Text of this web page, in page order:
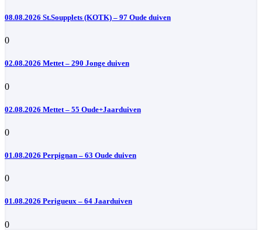
08.08.2026 St.Soupplets (KOTK) – 97 Oude duiven
0
02.08.2026 Mettet – 290 Jonge duiven
0
02.08.2026 Mettet – 55 Oude+Jaarduiven
0
01.08.2026 Perpignan – 63 Oude duiven
0
01.08.2026 Perigueux – 64 Jaarduiven
0